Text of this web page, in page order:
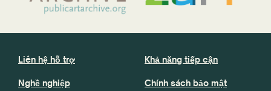
Liên hệ hỗ trợ
Nghề nghiệp
Khả năng tiếp cận
Chính sách bảo mật